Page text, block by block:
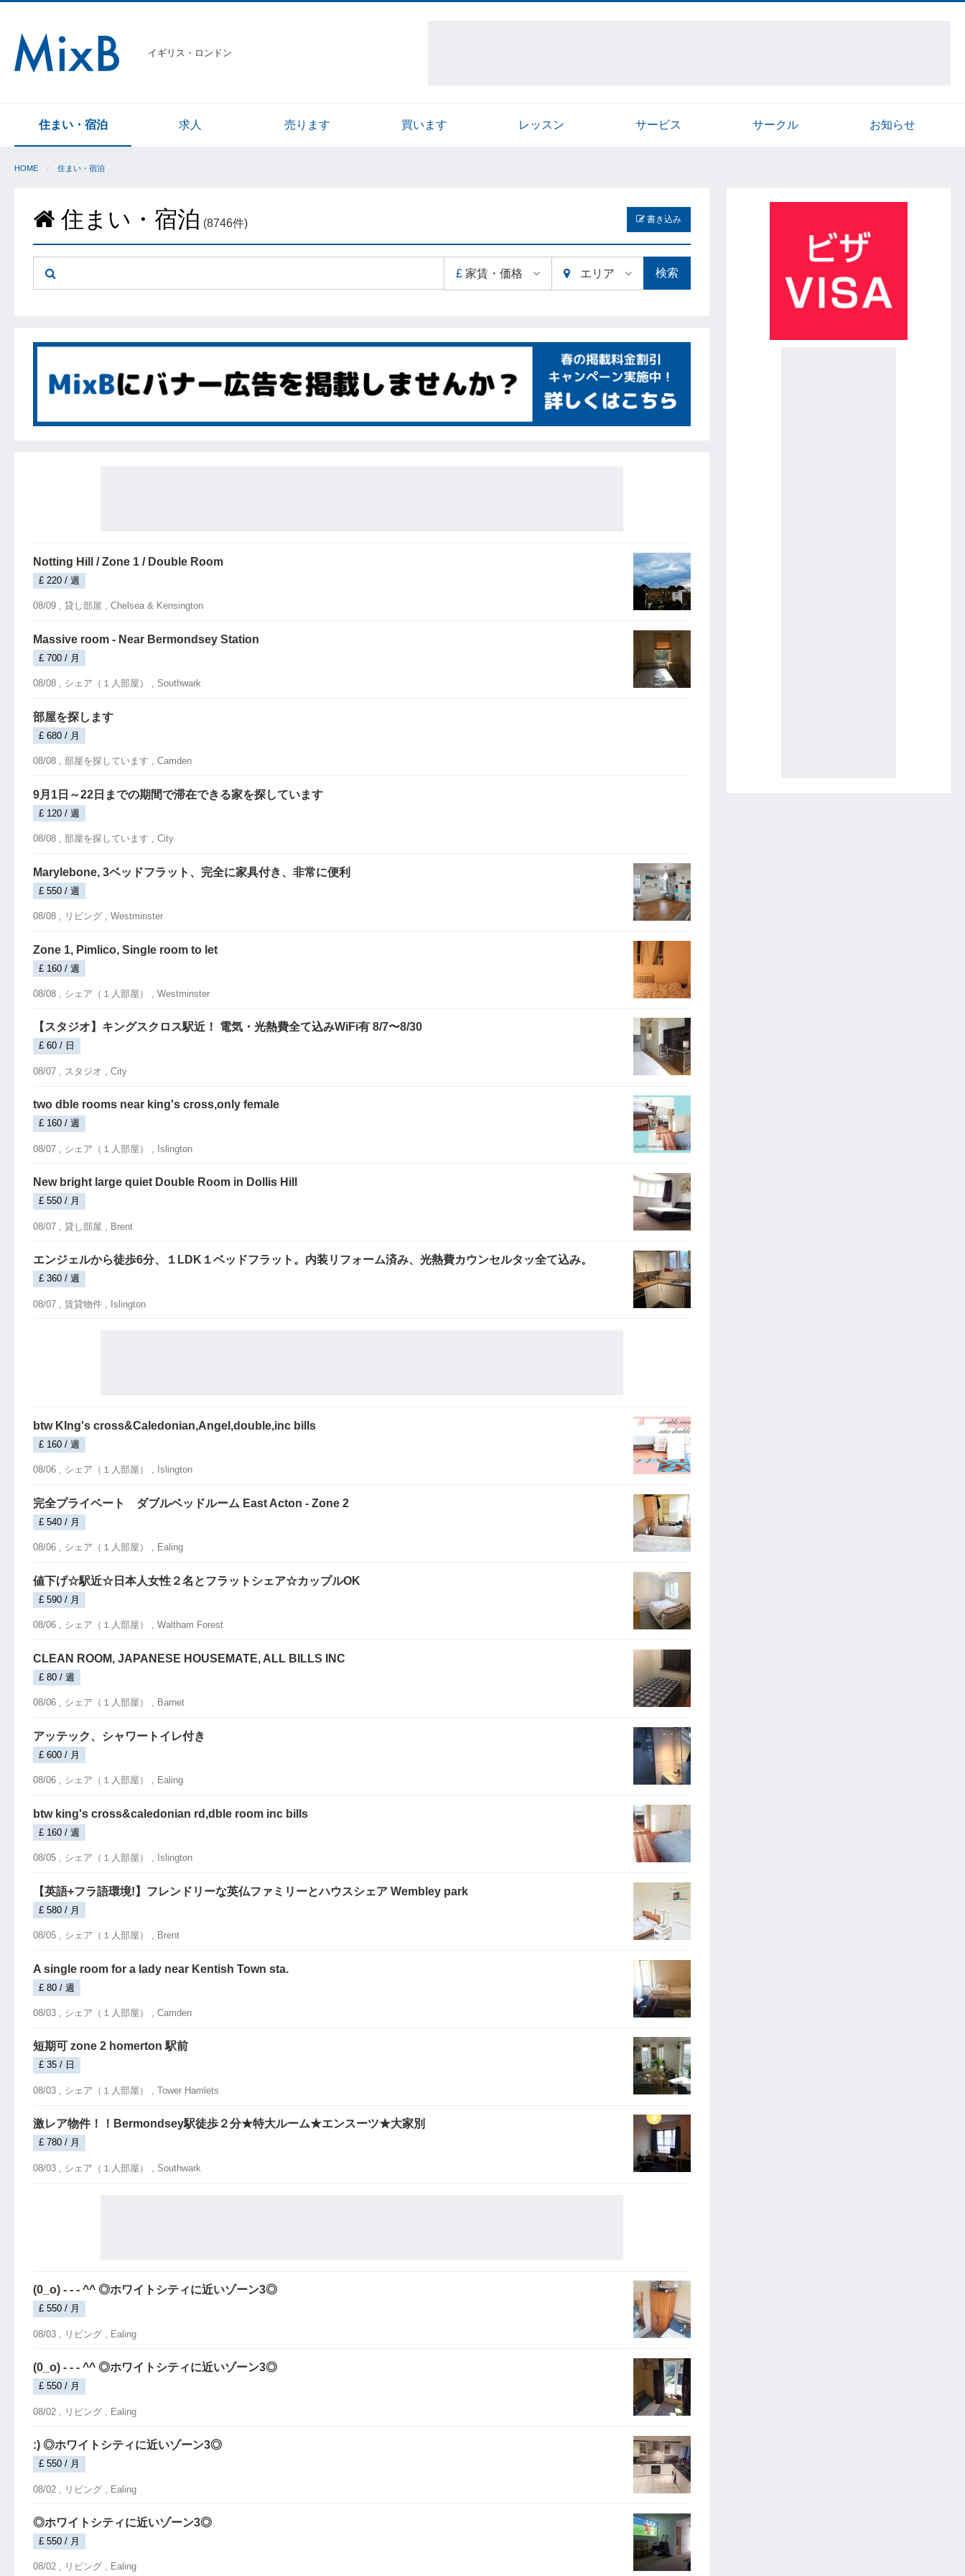
イギリス・ロンドン
住まい・宿泊 求人 売ります 買います レッスン サービス サークル お知らせ
HOME 住まい・宿泊
住まい・宿泊 (8746件) 書き込み
£ 家賃・価格 エリア 検索
Notting Hill / Zone 1 / Double Room
£ 220 / 週
08/09 , 貸し部屋 , Chelsea & Kensington
Massive room - Near Bermondsey Station
£ 700 / 月
08/08 , シェア（１人部屋） , Southwark
部屋を探します
£ 680 / 月
08/08 , 部屋を探しています , Camden
9月1日～22日までの期間で滞在できる家を探しています
£ 120 / 週
08/08 , 部屋を探しています , City
Marylebone, 3ベッドフラット、完全に家具付き、非常に便利
£ 550 / 週
08/08 , リビング , Westminster
Zone 1, Pimlico, Single room to let
£ 160 / 週
08/08 , シェア（１人部屋） , Westminster
【スタジオ】キングスクロス駅近！ 電気・光熱費全て込みWiFi有 8/7〜8/30
£ 60 / 日
08/07 , スタジオ , City
two dble rooms near king's cross,only female
£ 160 / 週
08/07 , シェア（１人部屋） , Islington
New bright large quiet Double Room in Dollis Hill
£ 550 / 月
08/07 , 貸し部屋 , Brent
エンジェルから徒歩6分、１LDK１ベッドフラット。内装リフォーム済み、光熱費カウンセルタッ全て込み。
£ 360 / 週
08/07 , 賃貸物件 , Islington
btw KIng's cross&Caledonian,Angel,double,inc bills
£ 160 / 週
08/06 , シェア（１人部屋） , Islington
完全プライベート ダブルベッドルーム East Acton - Zone 2
£ 540 / 月
08/06 , シェア（１人部屋） , Ealing
値下げ☆駅近☆日本人女性２名とフラットシェア☆カップルOK
£ 590 / 月
08/06 , シェア（１人部屋） , Waltham Forest
CLEAN ROOM, JAPANESE HOUSEMATE, ALL BILLS INC
£ 80 / 週
08/06 , シェア（１人部屋） , Barnet
アッテック、シャワートイレ付き
£ 600 / 月
08/06 , シェア（１人部屋） , Ealing
btw king's cross&caledonian rd,dble room inc bills
£ 160 / 週
08/05 , シェア（１人部屋） , Islington
【英語+フラ語環境!】フレンドリーな英仏ファミリーとハウスシェア Wembley park
£ 580 / 月
08/05 , シェア（１人部屋） , Brent
A single room for a lady near Kentish Town sta.
£ 80 / 週
08/03 , シェア（１人部屋） , Camden
短期可 zone 2 homerton 駅前
£ 35 / 日
08/03 , シェア（１人部屋） , Tower Hamlets
激レア物件！！Bermondsey駅徒歩２分★特大ルーム★エンスーツ★大家別
£ 780 / 月
08/03 , シェア（１人部屋） , Southwark
(0_o) - - - ^^ ◎ホワイトシティに近いゾーン3◎
£ 550 / 月
08/03 , リビング , Ealing
(0_o) - - - ^^ ◎ホワイトシティに近いゾーン3◎
£ 550 / 月
08/02 , リビング , Ealing
:) ◎ホワイトシティに近いゾーン3◎
£ 550 / 月
08/02 , リビング , Ealing
◎ホワイトシティに近いゾーン3◎
£ 550 / 月
08/02 , リビング , Ealing